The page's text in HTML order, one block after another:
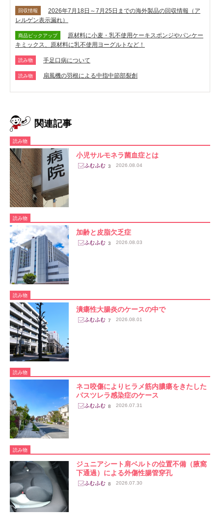
回収情報
2026年7月18日～7月25日までの海外製品の回収情報（ア
レルゲン表示漏れ）
商品ピックアップ
原材料に小麦・乳不使用ケーキスポンジやパンケー
キミックス、原材料に乳不使用ヨーグルトなど！
読み物 手足口病について
読み物 扇風機の羽根による中指中節部裂創
関連記事
読み物
小児サルモネラ菌血症とは
3 2026.08.04
読み物
加齢と皮脂欠乏症
3 2026.08.03
読み物
潰瘍性大腸炎のケースの中で
7 2026.08.01
読み物
ネコ咬傷によりヒラメ筋内膿瘍をきたした
パスツレラ感染症のケース
8 2026.07.31
読み物
ジュニアシート肩ベルトの位置不備（腋窩
下通過）による外傷性腸管穿孔
8 2026.07.30